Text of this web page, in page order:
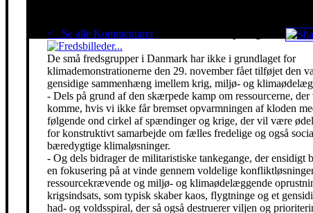
< Se alle KommentarerRed klimaet - stop krigen!
De små fredsgrupper i Danmark har ikke i grundlaget for
klimademonstrationerne den 29. november fået tilføjet den
gensidige sammenhæng imellem krig, miljø- og
- Dels på grund af den skærpede kamp om ressourcerne, der
komme, hvis vi ikke får bremset opvarmningen af kloden
følgende ond cirkel af spændinger og krige, der vil være
for konstruktivt samarbejde om fælles fredelige og også
bæredygtige klimaløsninger.
- Og dels bidrager de militaristiske tankegange, der ensidigt
en fokusering på at vinde gennem voldelige
ressourcekrævende og miljø- og klimaødelæggende
krigsindsats, som typisk skaber kaos, flygtninge og et
had- og voldsspiral, der så også destruerer viljen og